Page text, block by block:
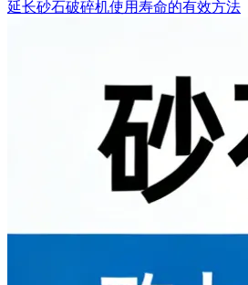
延长砂石破碎机使用寿命的有效方法